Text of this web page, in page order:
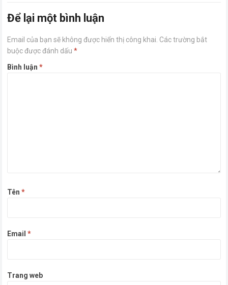
Để lại một bình luận
Email của bạn sẽ không được hiển thị công khai. Các trường bắt
buộc được đánh dấu*
Bình luận*
Tên*
Email*
Trang web